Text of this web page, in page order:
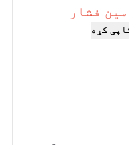
فشار
کړه